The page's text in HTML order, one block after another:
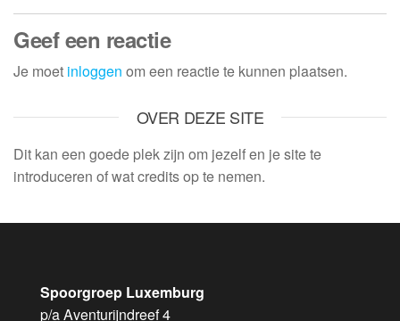
Geef een reactie
Je moet inloggen om een reactie te kunnen plaatsen.
OVER DEZE SITE
Dit kan een goede plek zijn om jezelf en je site te
introduceren of wat credits op te nemen.
Spoorgroep Luxemburg
p/a Aventurijndreef 4